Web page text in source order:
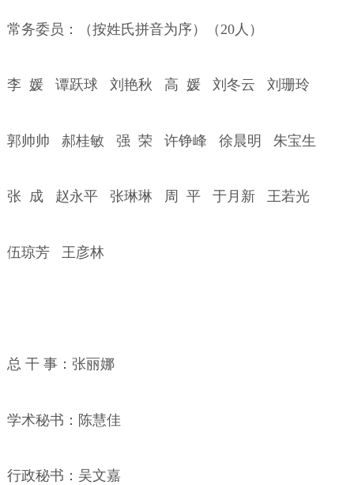
常务委员：（按姓氏拼音为序）（ 20 人）
李 媛 谭跃球 刘艳秋 高 媛 刘冬云 刘珊玲
郭帅帅 郝桂敏 强 荣 许铮峰 徐晨明 朱宝生
张 成 赵永平 张琳琳 周 平 于月新 王若光
伍琼芳 王彦林
总 干 事：张丽娜
学术秘书：陈慧佳
行政秘书：吴文嘉